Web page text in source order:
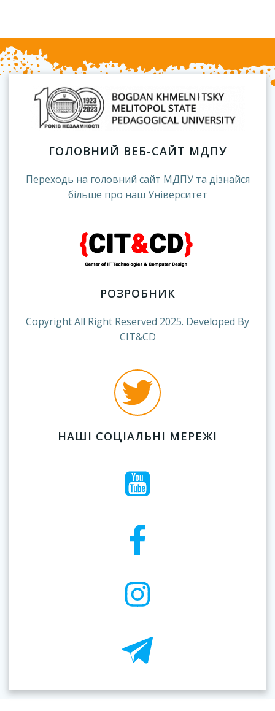
ГОЛОВНИЙ ВЕБ-САЙТ МДПУ
Переходь на головний сайт МДПУ та дізнайся
більше про наш Університет
РОЗРОБНИК
Copyright All Right Reserved 2025. Developed By
CIT&CD
НАШІ СОЦІАЛЬНІ МЕРЕЖІ